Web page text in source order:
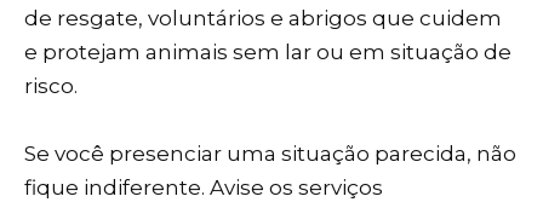
de resgate, voluntários e abrigos que cuidem
e protejam animais sem lar ou em situação de
risco.
Se você presenciar uma situação parecida, não
fique indiferente. Avise os serviços